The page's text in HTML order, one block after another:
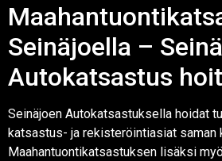
Seinäjoella –
Autokatsastus
Seinäjoen Autokatsastuksella hoidat
katsastus- ja rekisteröintiasiat saman
Maahantuontikatsastuksen lisäksi